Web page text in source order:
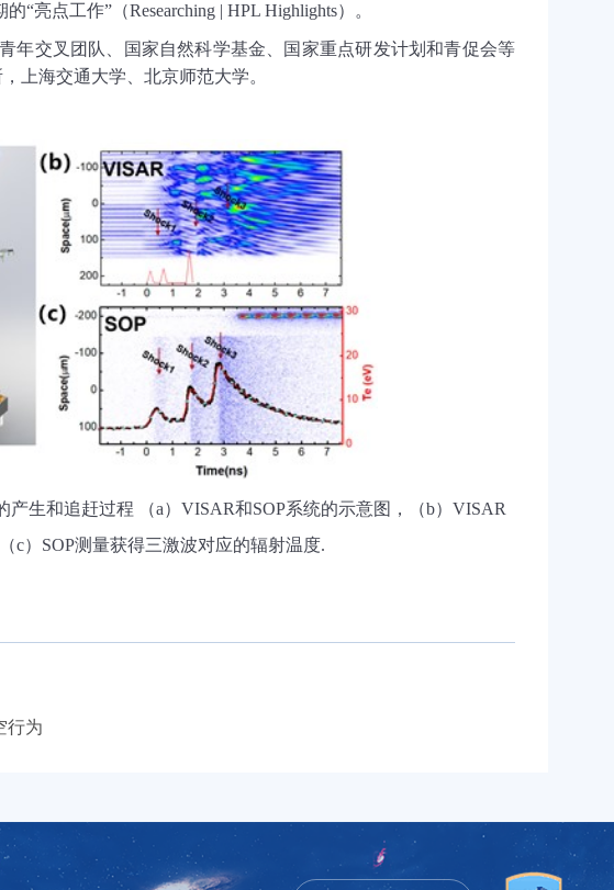
的“亮点工作”（Researching | HPL Highlights）。
年交叉团队、国家自然科学基金、国家重点研发计划和青促会等
上海交通大学、北京师范大学。
产生和追赶过程 （a） VISAR和SOP系统的示意图，（b） VISAR
c） SOP测量获得三激波对应的辐射温度.
行为